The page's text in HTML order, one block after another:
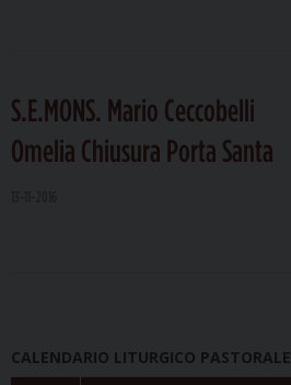
S.E.MONS. Mario Ceccobelli
Omelia Chiusura Porta Santa
o
CALENDARIO LITURGICO PASTORALE